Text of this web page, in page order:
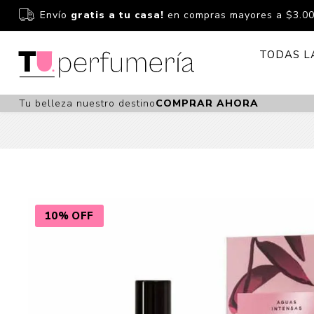
Envío gratis a tu casa! en compras mayores a
TODAS
Bebés
Fragancias
Niños Y Niñas
Tu belleza nuestro destinoCOMPRAR AHORA
10% OFF